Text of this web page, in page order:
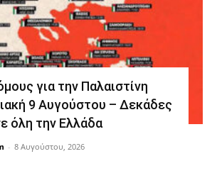
για την Παλαιστίνη
9 Αυγούστου – Δεκάδες
όλη την Ελλάδα
- 8 Αυγούστου, 2026